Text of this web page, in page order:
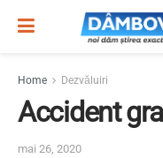
Home Dezvăluiri
Accident
mai 26, 2020